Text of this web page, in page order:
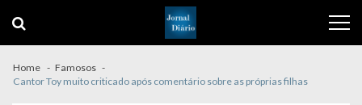
navigation
content
Home
Famosos
Cantor Toy muito criticado após comentário sobre as próprias filhas